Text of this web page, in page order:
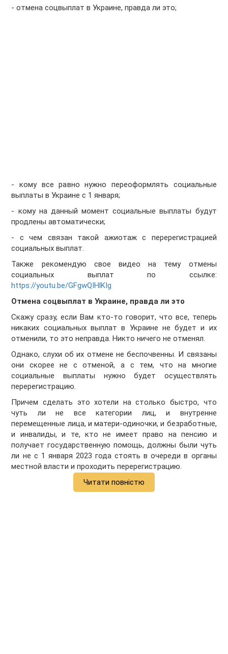
- отмена соцвыплат в Украине, правда ли это;
- кому все равно нужно переоформлять социальные
выплаты в Украине с 1 января;
- кому на данный момент социальные выплаты будут
продлены автоматически;
- с чем связан такой ажиотаж с перерегистрацией
социальных выплат.
Также рекомендую свое видео на тему отмены
социальных выплат по ссылке:
https://youtu.be/GFgwQIHlKIg
Отмена соцвыплат в Украине, правда ли это
Скажу сразу, если Вам кто-то говорит, что все, теперь
никаких социальных выплат в Украине не будет и их
отменили, то это неправда. Никто ничего не отменял.
Однако, слухи об их отмене не беспочвенны. И связаны
они скорее не с отменой, а с тем, что на многие
социальные выплаты нужно будет осуществлять
перерегистрацию.
Причем сделать это хотели на столько быстро, что
чуть ли не все категории лиц, и внутренне
перемещенные лица, и матери-одиночки, и безработные,
и инвалиды, и те, кто не имеет право на пенсию и
получает государственную помощь, должны были чуть
ли не с 1 января 2023 года стоять в очереди в органы
местной власти и проходить перерегистрацию.
Читати повністю